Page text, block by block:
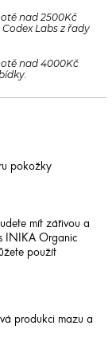
nad 2500Kč
Labs z řady
nad 4000Kč
pokožky
mít zářivou a
INIKA Organic
použít
produkci mazu a